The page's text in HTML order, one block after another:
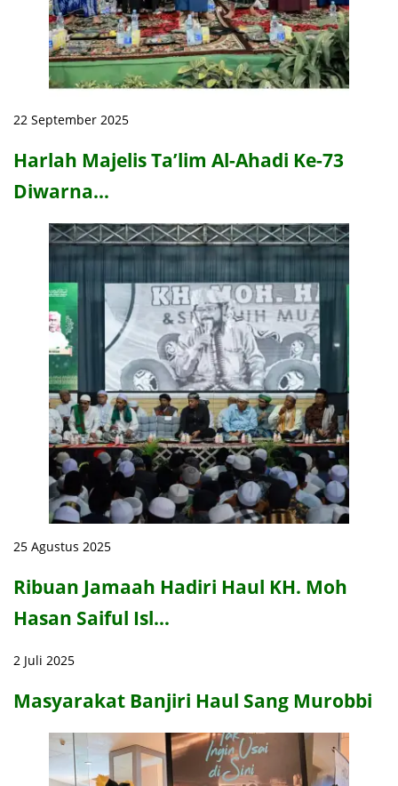
22 September 2025
Harlah Majelis Ta’lim Al-Ahadi Ke-73
Diwarna…
25 Agustus 2025
Ribuan Jamaah Hadiri Haul KH. Moh
Hasan Saiful Isl…
2 Juli 2025
Masyarakat Banjiri Haul Sang Murobbi